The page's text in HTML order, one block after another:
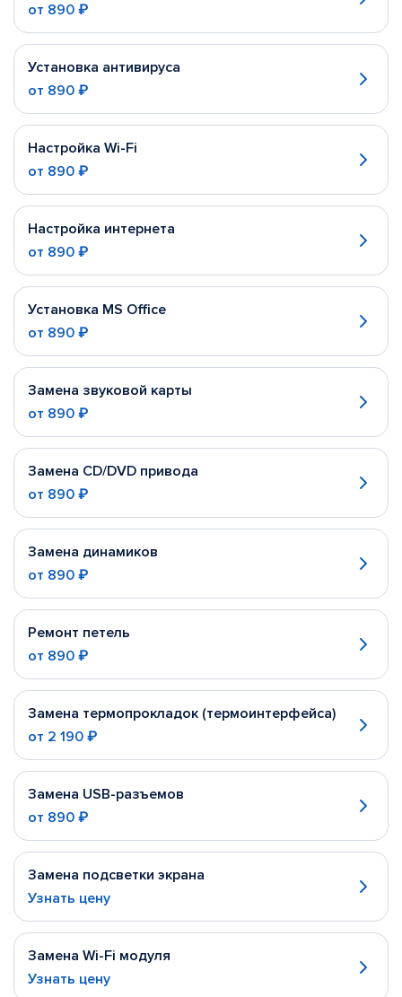
от 890 ₽
Установка антивируса
от 890 ₽
Настройка Wi-Fi
от 890 ₽
Настройка интернета
от 890 ₽
Установка MS Office
от 890 ₽
Замена звуковой карты
от 890 ₽
Замена CD/DVD привода
от 890 ₽
Замена динамиков
от 890 ₽
Ремонт петель
от 890 ₽
Замена термопрокладок (термоинтерфейса)
от 2 190 ₽
Замена USB-разъемов
от 890 ₽
Замена подсветки экрана
Узнать цену
Замена Wi-Fi модуля
Узнать цену